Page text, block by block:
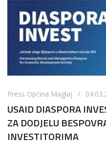
Press Općina Maglaj /
USAID DIASPORA
ZA DODJELU
INVESTITORIMA